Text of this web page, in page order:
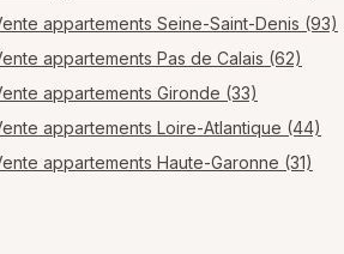
appartements Seine-Saint-Denis (93)
appartements Pas de Calais (62)
appartements Gironde (33)
appartements Loire-Atlantique (44)
appartements Haute-Garonne (31)